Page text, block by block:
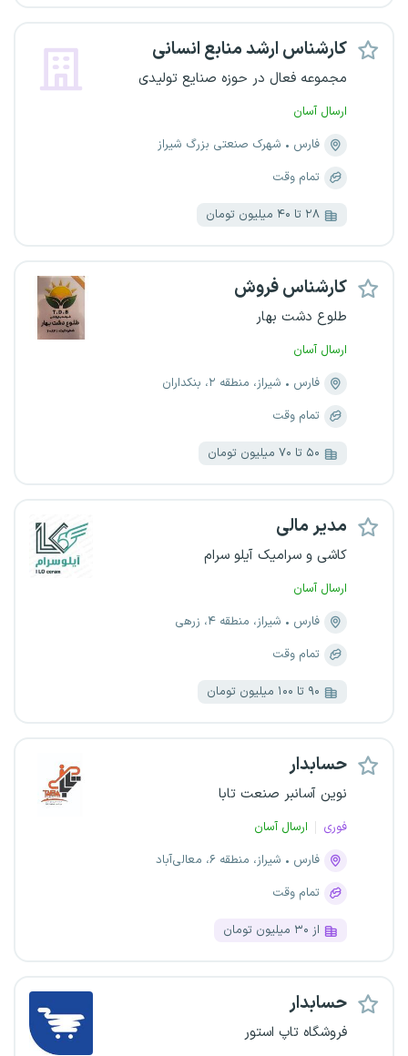
کارشناس ارشد منابع انسانی
مجموعه فعال در حوزه صنایع تولیدی
ارسال آسان
فارس
شهرک صنعتی بزرگ شیراز
تمام وقت
۲۸ تا ۴۰ میلیون تومان
کارشناس فروش
طلوع دشت بهار
ارسال آسان
فارس
شیراز، منطقه ۲، بنکداران
تمام وقت
۵۰ تا ۷۰ میلیون تومان
مدیر مالی
کاشی و سرامیک آیلو سرام
ارسال آسان
فارس
شیراز، منطقه ۴، زرهی
تمام وقت
۹۰ تا ۱۰۰ میلیون تومان
حسابدار
نوین آسانبر صنعت تابا
فوری
ارسال آسان
فارس
شیراز، منطقه ۶، معالی‌آباد
تمام وقت
از ۳۰ میلیون تومان
حسابدار
فروشگاه تاپ استور